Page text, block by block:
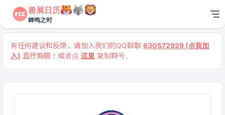
兽展日历
蝉鸣之时
有任何建议和反馈，请加入我们的QQ群聊 630572929 (点我加
入) 直抒胸臆！或者点 这里 复制群号。